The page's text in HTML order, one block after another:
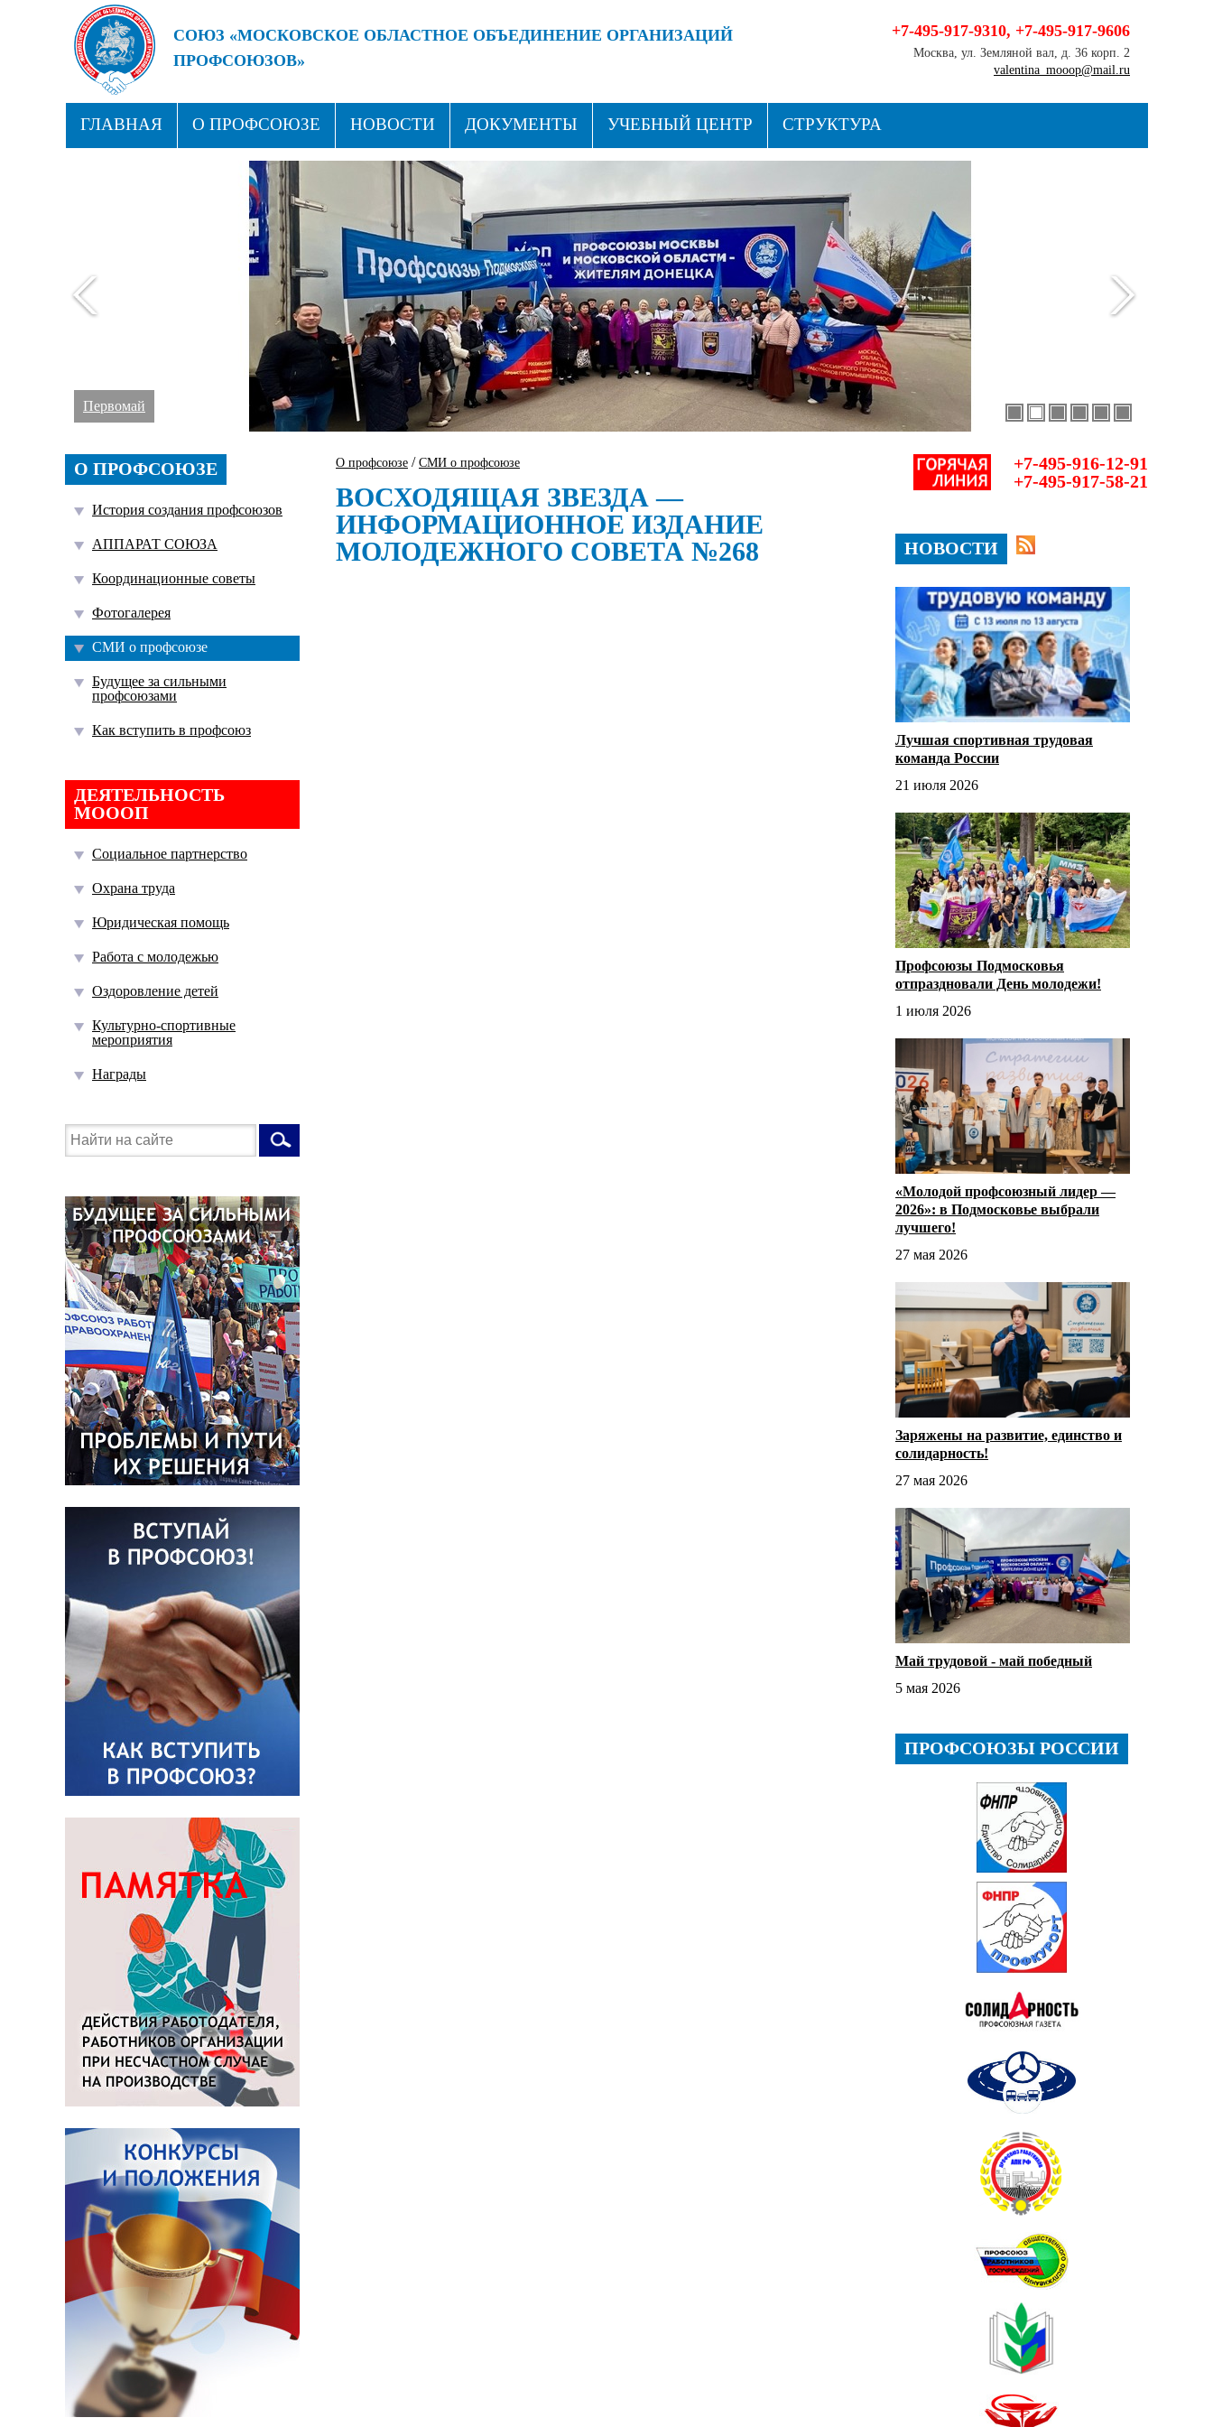
СОЮЗ «МОСКОВСКОЕ ОБЛАСТНОЕ ОБЪЕДИНЕНИЕ ОРГАНИЗАЦИЙ
ПРОФСОЮЗОВ»
+7-495-917-9310, +7-495-917-9606
Москва, ул. Земляной вал, д. 36 корп. 2
valentina_mooop@mail.ru
ГЛАВНАЯ О ПРОФСОЮЗЕ НОВОСТИ ДОКУМЕНТЫ УЧЕБНЫЙ ЦЕНТР СТРУКТУРА
ПРОФСОЮЗНЫЕ ЗДРАВНИЦЫ КОНТАКТЫ
Первомай
О ПРОФСОЮЗЕ
История создания профсоюзов
АППАРАТ СОЮЗА
Координационные советы
Фотогалерея
СМИ о профсоюзе
Будущее за сильными
профсоюзами
Как вступить в профсоюз
ДЕЯТЕЛЬНОСТЬ
МОООП
Социальное партнерство
Охрана труда
Юридическая помощь
Работа с молодежью
Оздоровление детей
Культурно-спортивные
мероприятия
Награды
О профсоюзе / СМИ о профсоюзе
ВОСХОДЯЩАЯ ЗВЕЗДА —
ИНФОРМАЦИОННОЕ ИЗДАНИЕ
МОЛОДЕЖНОГО СОВЕТА №268
+7-495-916-12-91
+7-495-917-58-21
НОВОСТИ
Лучшая спортивная трудовая
команда России
21 июля 2026
Профсоюзы Подмосковья
отпраздновали День молодежи!
1 июля 2026
«Молодой профсоюзный лидер —
2026»: в Подмосковье выбрали
лучшего!
27 мая 2026
Заряжены на развитие, единство и
солидарность!
27 мая 2026
Май трудовой - май победный
5 мая 2026
ПРОФСОЮЗЫ РОССИИ